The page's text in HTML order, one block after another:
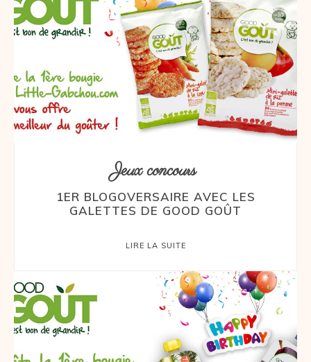
Jeux concours
1ER BLOGOVERSAIRE AVEC LES
GALETTES DE GOOD GOÛT
LIRE LA SUITE